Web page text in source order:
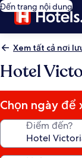
Đến trang nội dung
Xem tất cả nơi
Hotel
Chọn ngày để
Điểm đến?